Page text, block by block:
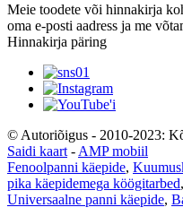
Meie toodete või hinnakirja
oma e-posti aadress ja me
Hinnakirja päring
© Autoriõigus - 2010-2023:
Saidi kaart - AMP mobiil
Fenoolpanni käepide,
pika käepidemega köögitarbed,
Universaalne panni käepide,